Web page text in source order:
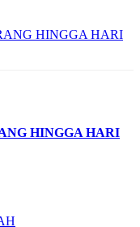
HINGGA HARI